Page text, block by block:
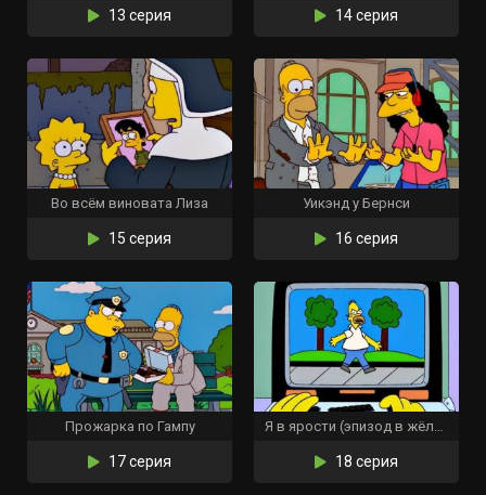
13 серия 14 серия
Во всём виновата Лиза
15 серия
Уикэнд у Бернси
16 серия
Прожарка по Гампу
17 серия
Я в ярости (эпизод в жёлтом)
18 серия